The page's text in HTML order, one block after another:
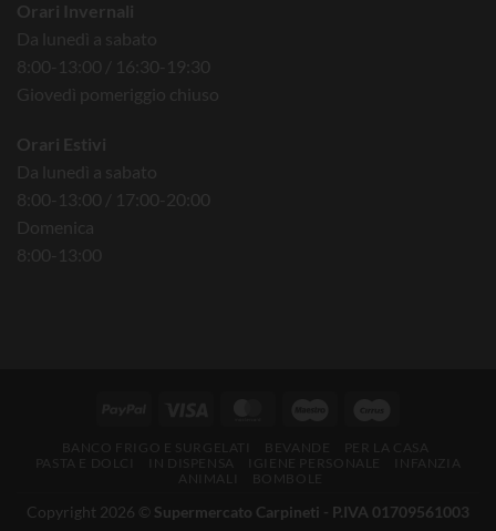
Orari Invernali
Da lunedì a sabato
8:00-13:00 / 16:30-19:30
Giovedì pomeriggio chiuso
Orari Estivi
Da lunedì a sabato
8:00-13:00 / 17:00-20:00
Domenica
8:00-13:00
Copyright 2026 © Supermercato Carpineti - P.IVA 01709561003